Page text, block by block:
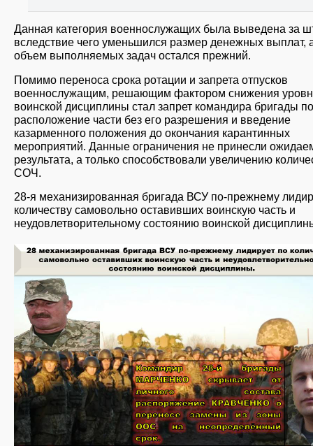
Данная категория военнослужащих была выведена за
вследствие чего уменьшился размер денежных выплат,
объем выполняемых задач остался прежний.
Помимо переноса срока ротации и запрета отпусков
военнослужащим, решающим фактором снижения
воинской дисциплины стал запрет командира бригады
расположение части без его разрешения и введение
казарменного положения до окончания карантинных
мероприятий. Данные ограничения не принесли
результата, а только способствовали увеличению
СОЧ.
28-я механизированная бригада ВСУ по-прежнему
количеству самовольно оставивших воинскую часть и
неудовлетворительному состоянию воинской